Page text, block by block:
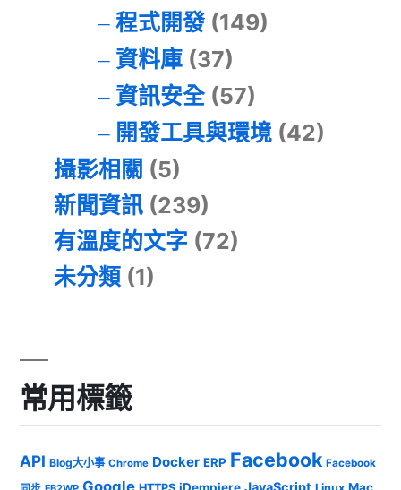
程式開發(149)
資料庫(37)
資訊安全(57)
開發工具與環境(42)
攝影相關 (5)
新聞資訊 (239)
有溫度的文字 (72)
未分類 (1)
常用標籤
API Blog大小事 Chrome Docker ERP Facebook Facebook